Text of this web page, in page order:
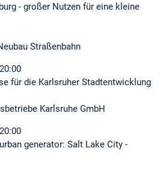
- großer Nutzen für eine kleine
Straßenbahn
für die Karlsruher Stadtentwicklung
Karlsruhe GmbH
generator: Salt Lake City -